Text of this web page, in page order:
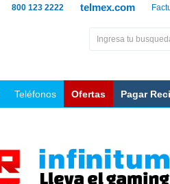
telmex.com
800 123 2222
Teléfonos Ofertas Pagar